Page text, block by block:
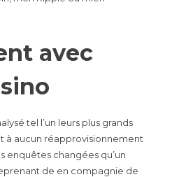
avec
tel l’un leurs plus grands
à aucun réapprovisionnement
enquêtes changées qu’un
de en compagnie de